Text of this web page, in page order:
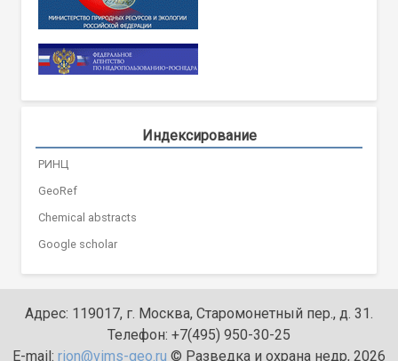
Индексирование
РИНЦ
GeoRef
Chemical abstracts
Google scholar
Адрес: 119017, г. Москва, Старомонетный пер., д. 31.
Телефон: +7(495) 950-30-25
E-mail: rion@vims-geo.ru © Разведка и охрана недр, 2026